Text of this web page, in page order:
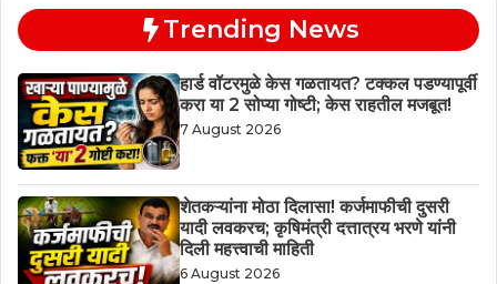
Trending News
हार्ड वॉटरमुळे केस गळतायत? टक्कल पडण्यापूर्वी
करा या 2 सोप्या गोष्टी; केस राहतील मजबूत!
7 August 2026
शेतकऱ्यांना मोठा दिलासा! कर्जमाफीची दुसरी
यादी लवकरच; कृषिमंत्री दत्तात्रय भरणे यांनी
दिली महत्त्वाची माहिती
6 August 2026